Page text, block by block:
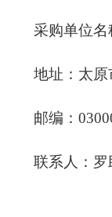
采购单位
地址：太
邮编：
联系人：罗